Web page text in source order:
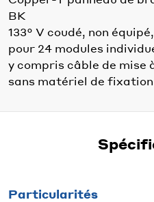
BK
133° V coudé, non
pour 24 modules
y compris câble de mise
sans matériel de fixation
Particularités